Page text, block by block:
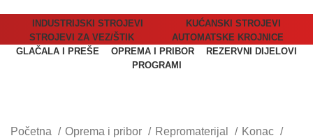
INDUSTRIJSKI STROJEVI
KUĆANSKI STROJEVI
STROJEVI ZA VEZ/ŠTIK
AUTOMATSKE KROJNICE
GLAČALA I PREŠE
OPREMA I PRIBOR
REZERVNI DIJELOVI
PROGRAMI
Kategorije
Početna Oprema i pribor Repromaterijal
Konac